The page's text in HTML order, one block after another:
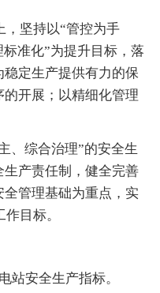
坚持以“管控为手
准化”为提升目标，落
定生产提供有力的保
开展；以精细化管理
综合治理”的安全生
产责任制，健全完善
管理基础为重点，实
目标。
安全生产指标。